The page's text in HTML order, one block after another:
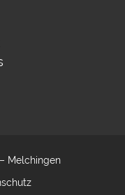
Melchingen